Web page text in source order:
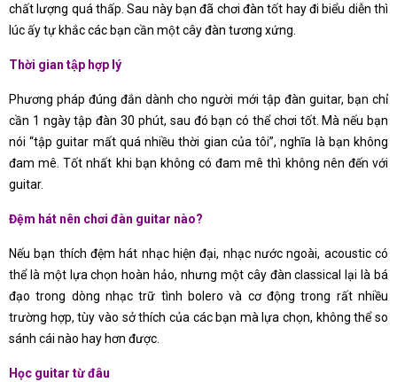
chất lượng quá thấp. Sau này bạn đã chơi đàn tốt hay đi biểu diễn thì
lúc ấy tự khắc các bạn cần một cây đàn tương xứng.
Thời gian tập hợp lý
Phương pháp đúng đắn dành cho người mới tập đàn guitar, bạn chỉ
cần 1 ngày tập đàn 30 phút, sau đó bạn có thể chơi tốt. Mà nếu bạn
nói “tập guitar mất quá nhiều thời gian của tôi”, nghĩa là bạn không
đam mê. Tốt nhất khi bạn không có đam mê thì không nên đến với
guitar.
Đệm hát nên chơi đàn guitar nào?
Nếu bạn thích đệm hát nhạc hiện đại, nhạc nước ngoài, acoustic có
thể là một lựa chọn hoàn hảo, nhưng một cây đàn classical lại là bá
đạo trong dòng nhạc trữ tình bolero và cơ động trong rất nhiều
trường hợp, tùy vào sở thích của các bạn mà lựa chọn, không thể so
sánh cái nào hay hơn được.
Học guitar từ đâu